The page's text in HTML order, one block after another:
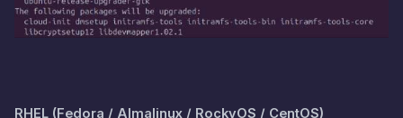
RHEL (Fedora / Almalinux / RockyOS / CentOS)